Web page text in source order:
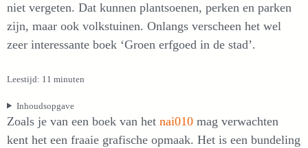
niet vergeten. Dat kunnen plantsoenen, perken en parken
zijn, maar ook volkstuinen. Onlangs verscheen het wel
zeer interessante boek ‘Groen erfgoed in de stad’.
Leestijd: 11 minuten
Inhoudsopgave
Zoals je van een boek van het nai010 mag verwachten
kent het een fraaie grafische opmaak. Het is een bundeling